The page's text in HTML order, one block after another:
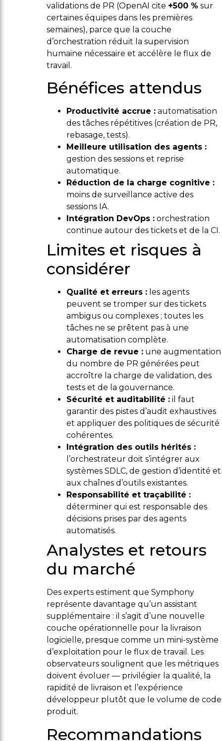
validations de PR (OpenAI cite +500 % sur
certaines équipes dans les premières
semaines), parce que la couche
d’orchestration réduit la supervision
humaine nécessaire et accélère le flux de
travail.
Bénéfices attendus
Productivité accrue : automatisation
des tâches répétitives (création de PR,
rebasage, tests).
Meilleure utilisation des agents :
gestion des sessions et reprise
automatique.
Réduction de la charge cognitive :
moins de surveillance active des
sessions IA.
Intégration DevOps : orchestration
continue autour des tickets et de la CI.
Limites et risques à
considérer
Qualité et erreurs : les agents
peuvent se tromper sur des tickets
ambigus ou complexes ; toutes les
tâches ne se prêtent pas à une
automatisation complète.
Charge de revue : une augmentation
du nombre de PR générées peut
accroître la charge de validation, des
tests et de la gouvernance.
Sécurité et auditabilité : il faut
garantir des pistes d’audit exhaustives
et appliquer des politiques de sécurité
cohérentes.
Intégration des outils hérités :
l’orchestrateur doit s’intégrer aux
systèmes SDLC, de gestion d’identité et
aux chaînes d’outils existantes.
Responsabilité et traçabilité :
déterminer qui est responsable des
décisions prises par des agents
automatisés.
Analystes et retours
du marché
Des experts estiment que Symphony
représente davantage qu’un assistant
supplémentaire : il s’agit d’une nouvelle
couche opérationnelle pour la livraison
logicielle, presque comme un mini-système
d’exploitation pour le flux de travail. Les
observateurs soulignent que les métriques
doivent évoluer — privilégier la qualité, la
rapidité de livraison et l’expérience
développeur plutôt que le volume de code
produit.
Recommandations